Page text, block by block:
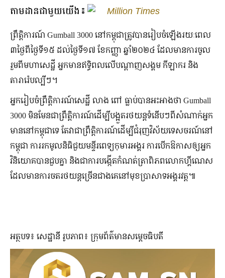
តាមដានជាមួយយើង៖ Million Times
ព្រឹត្តិ​ការណ៍ Gumball 3000 នៅ​កម្ពុជា​ត្រូវ​បាន​រៀប​ចំ​ឡើង​រយៈ​ពេល​
៣​ថ្ងៃ​ពី​ថ្ងៃ​ទី​១៥ ដល់​ថ្ងៃ​ទី​១៧ ​ខែកញ្ញា ឆ្នាំ២០២៤ ដែល​មាន​ការ​ចូល​
រួម​ពី​មហា​សេដ្ឋី អ្នក​មាន​ឥទ្ធិពល​លើ​បណ្តាញ​សង្គម កីឡាករ និង​
តារារ៉េប​ល្បីៗ​។
អ្នក​រៀប​ចំព្រឹត្តិ​ការណ៍សេដ្ឋី លាង ពៅ ធ្លាប់បាន​អះអាង​ថា Gumball
3000 មិន​មែន​ជា​ព្រឹត្តិការណ៍​ដើម្បី​បង្អួត​រថយន្ត​ទំនើប​ៗ​ពី​សំណាក់​អ្នក​
មាន​នៅ​កម្ពុជា​ទេ តែ​វា​ជា​ព្រឹត្តិ​ការណ៍​ដើម្បីជំរុញ​វិស័យ​ទេសចរណ៍​នៅ​
កម្ពុជា ការ​រក​មូល​និធិ​ជួយ​មន្ទីរ​ពេទ្យ​កុមារ​អង្គរ ការ​បើក​ឱកាស​ឲ្យអ្នក​
វិនិយោគ​បាន​ជួប​គ្នា និង​ជាការ​បង្កើត​កំណត់​ត្រាពិភព​លោក​ហ្គីណេស​
ដែល​មាន​ការ​ចត​រថយន្ត​ច្រើន​ជាង​គេ​នៅមុខ​ប្រាសាទ​អង្គរ​វត្ត​៕
អត្ថបទ៖ សេដ្ឋានី រូបភាព៖ ក្រុមព័ត៌មានសម្តេចធិបតី